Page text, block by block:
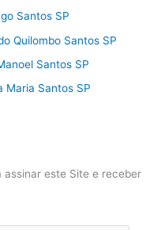
Santos SP
Quilombo Santos SP
Santos SP
Maria Santos SP
assinar este Site e receber